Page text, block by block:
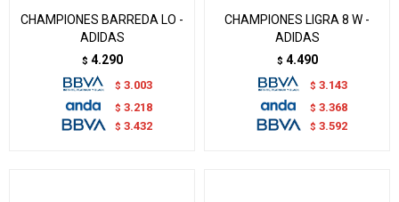
CHAMPIONES BARREDA LO -
ADIDAS
$ 4.290
$ 3.003
$ 3.218
$ 3.432
CHAMPIONES LIGRA 8 W -
ADIDAS
$ 4.490
$ 3.143
$ 3.368
$ 3.592